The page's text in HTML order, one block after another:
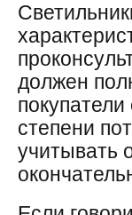
должен
степени
учитывать